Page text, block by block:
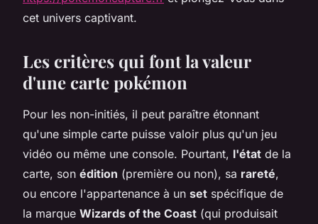
cet univers captivant.
Les critères qui font la valeur
d'une carte pokémon
Pour les non-initiés, il peut paraître étonnant
qu'une simple carte puisse valoir plus qu'un jeu
vidéo ou même une console. Pourtant, l'état de la
carte, son édition (première ou non), sa rareté,
ou encore l'appartenance à un set spécifique de
la marque Wizards of the Coast (qui produisait